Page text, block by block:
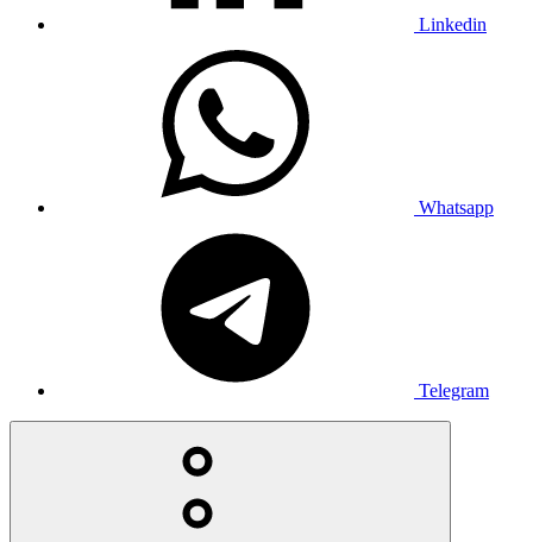
Linkedin
Whatsapp
Telegram